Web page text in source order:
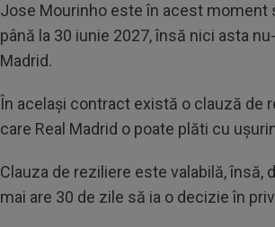
Jose Mourinho este în acest moment
până la 30 iunie 2027, însă nici asta
Madrid.
În același contract există o clauză de
care Real Madrid o poate plăti cu
Clauza de reziliere este valabilă, însă,
mai are 30 de zile să ia o decizie în